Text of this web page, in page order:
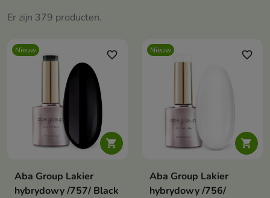
Er zijn 379 producten.
Nieuw

favorite_border
Aba Group Lakier
hybrydowy /757/ Black
Nieuw

favorite_border
Aba Group Lakier
hybrydowy /756/